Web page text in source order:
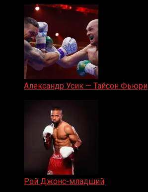
Александр Усик — Тайсон Фьюри
Рой Джонс-младший